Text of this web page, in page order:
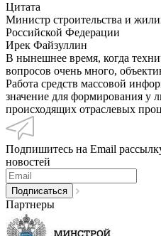
Цитата
Министр строительства и
Российской Федерации
Ирек Файзуллин
В нынешнее время, когда
вопросов очень много,
Работа средств массовой
значение для формирования у
происходящих отраслевых
Подпишитесь на Email
новостей
Партнеры